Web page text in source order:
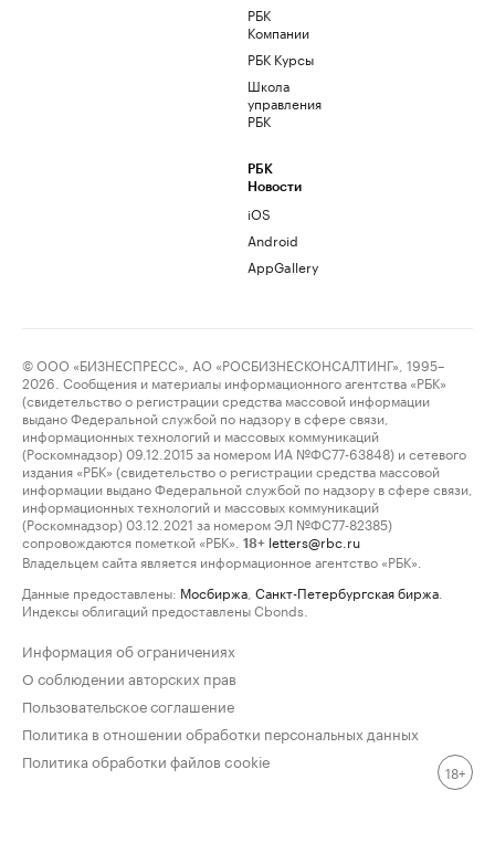
РБК
Компании
РБК Курсы
Школа
управления
РБК
РБК
Новости
iOS
Android
AppGallery
© ООО «БИЗНЕСПРЕСС», АО «РОСБИЗНЕСКОНСАЛТИНГ», 1995–
2026. Сообщения и материалы информационного агентства «РБК»
(свидетельство о регистрации средства массовой информации
выдано Федеральной службой по надзору в сфере связи,
информационных технологий и массовых коммуникаций
(Роскомнадзор) 09.12.2015 за номером ИА №ФС77-63848) и сетевого
издания «РБК» (свидетельство о регистрации средства массовой
информации выдано Федеральной службой по надзору в сфере связи,
информационных технологий и массовых коммуникаций
(Роскомнадзор) 03.12.2021 за номером ЭЛ №ФС77-82385)
сопровождаются пометкой «РБК».
18+ letters@rbc.ru
Владельцем сайта является информационное агентство «РБК».
Данные предоставлены: Мосбиржа Санкт-Петербургская биржа
Индексы облигаций предоставлены Cbonds.
Информация об ограничениях
О соблюдении авторских прав
Пользовательское соглашение
Политика в отношении обработки персональных данных
Политика обработки файлов cookie
18+